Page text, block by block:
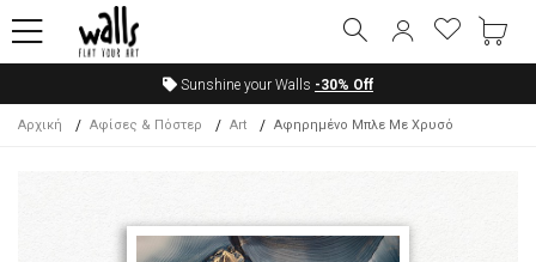
Sunshine your Walls -30% Off
Αρχική Αφίσες & Πόστερ Art Αφηρημένο Μπλε Με Χρυσό